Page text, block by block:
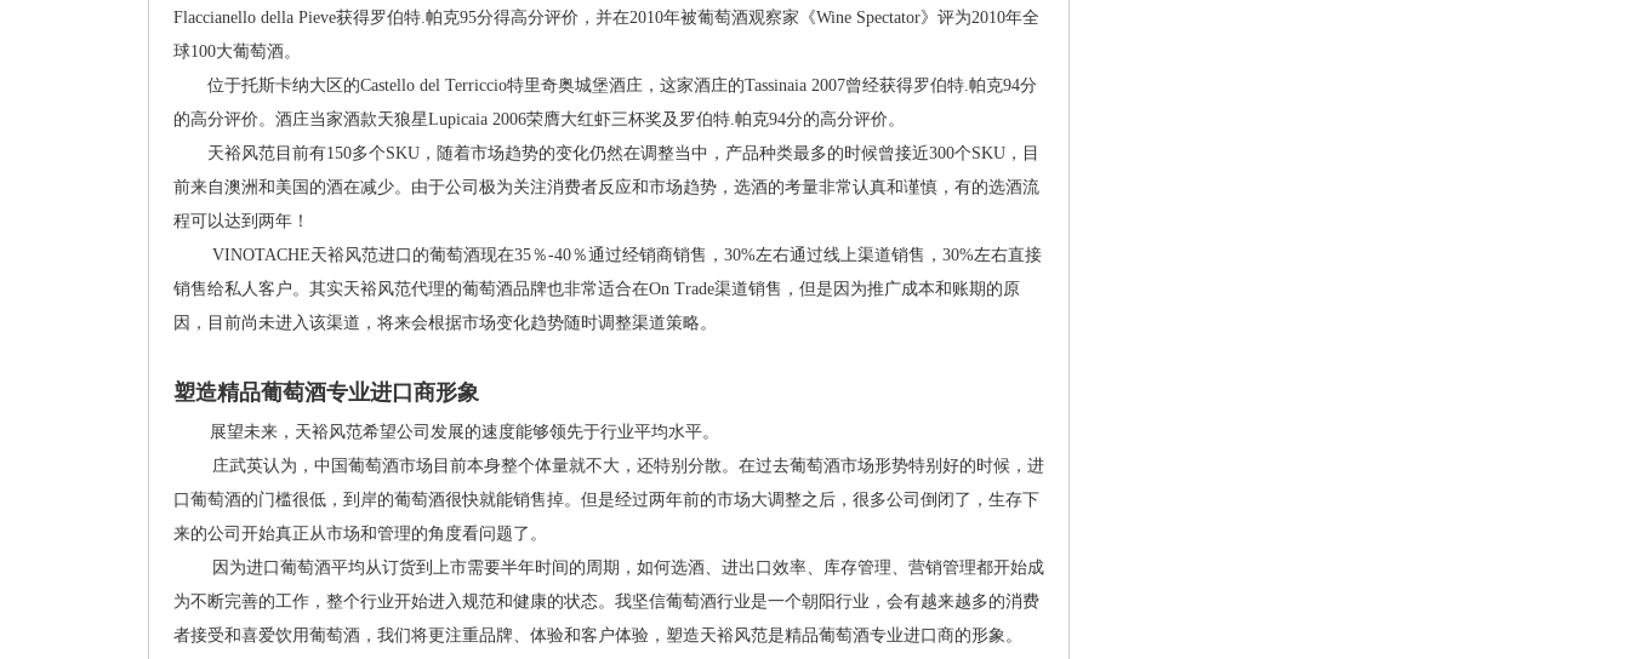
Flaccianello della Pieve获得罗伯特.帕克95分得高分评价，并在2010年被葡萄酒观察家《Wine Spectator》评为2010年全
球100大葡萄酒。
位于托斯卡纳大区的Castello del Terriccio特里奇奥城堡酒庄，这家酒庄的Tassinaia 2007曾经获得罗伯特.帕克94分
的高分评价。酒庄当家酒款天狼星Lupicaia 2006荣膺大红虾三杯奖及罗伯特.帕克94分的高分评价。
天裕风范目前有150多个SKU，随着市场趋势的变化仍然在调整当中，产品种类最多的时候曾接近300个SKU，目
前来自澳洲和美国的酒在减少。由于公司极为关注消费者反应和市场趋势，选酒的考量非常认真和谨慎，有的选酒流
程可以达到两年！
VINOTACHE天裕风范进口的葡萄酒现在35％-40％通过经销商销售，30%左右通过线上渠道销售，30%左右直接
销售给私人客户。其实天裕风范代理的葡萄酒品牌也非常适合在On Trade渠道销售，但是因为推广成本和账期的原
因，目前尚未进入该渠道，将来会根据市场变化趋势随时调整渠道策略。
塑造精品葡萄酒专业进口商形象
展望未来，天裕风范希望公司发展的速度能够领先于行业平均水平。
庄武英认为，中国葡萄酒市场目前本身整个体量就不大，还特别分散。在过去葡萄酒市场形势特别好的时候，进
口葡萄酒的门槛很低，到岸的葡萄酒很快就能销售掉。但是经过两年前的市场大调整之后，很多公司倒闭了，生存下
来的公司开始真正从市场和管理的角度看问题了。
因为进口葡萄酒平均从订货到上市需要半年时间的周期，如何选酒、进出口效率、库存管理、营销管理都开始成
为不断完善的工作，整个行业开始进入规范和健康的状态。我坚信葡萄酒行业是一个朝阳行业，会有越来越多的消费
者接受和喜爱饮用葡萄酒，我们将更注重品牌、体验和客户体验，塑造天裕风范是精品葡萄酒专业进口商的形象。